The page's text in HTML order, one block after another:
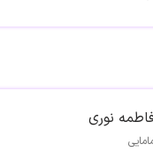
نوری